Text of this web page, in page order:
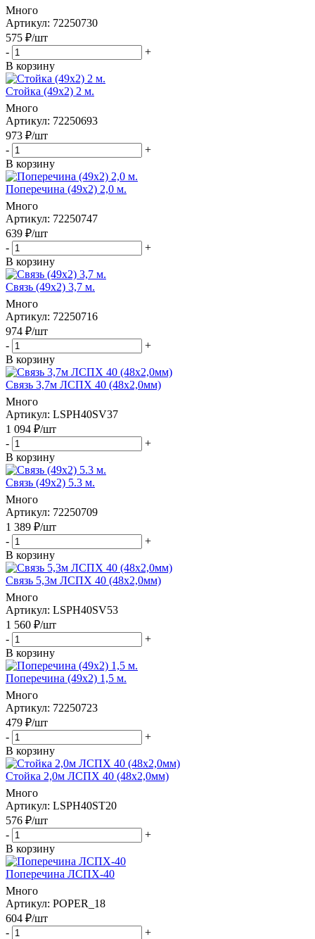
Много
Артикул: 72250730
575 ₽/шт
-
+
В корзину
Стойка (49х2) 2 м.
Много
Артикул: 72250693
973 ₽/шт
-
+
В корзину
Поперечина (49х2) 2,0 м.
Много
Артикул: 72250747
639 ₽/шт
-
+
В корзину
Связь (49х2) 3,7 м.
Много
Артикул: 72250716
974 ₽/шт
-
+
В корзину
Связь 3,7м ЛСПХ 40 (48х2,0мм)
Много
Артикул: LSPH40SV37
1 094 ₽/шт
-
+
В корзину
Связь (49х2) 5.3 м.
Много
Артикул: 72250709
1 389 ₽/шт
-
+
В корзину
Связь 5,3м ЛСПХ 40 (48х2,0мм)
Много
Артикул: LSPH40SV53
1 560 ₽/шт
-
+
В корзину
Поперечина (49х2) 1,5 м.
Много
Артикул: 72250723
479 ₽/шт
-
+
В корзину
Стойка 2,0м ЛСПХ 40 (48х2,0мм)
Много
Артикул: LSPH40ST20
576 ₽/шт
-
+
В корзину
Поперечина ЛСПХ-40
Много
Артикул: POPER_18
604 ₽/шт
-
+